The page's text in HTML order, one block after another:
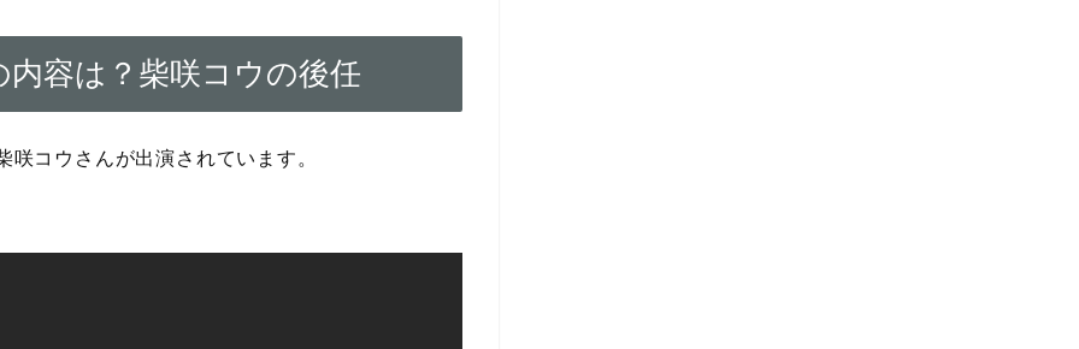
容は？柴咲コウの後任
コウさんが出演されています。